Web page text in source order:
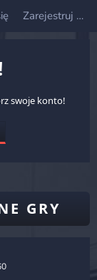
Zarejestruj się
swoje konto!
GRY